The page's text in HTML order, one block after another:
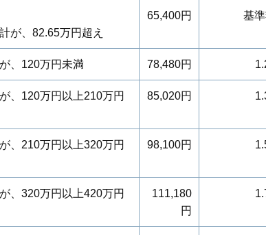
が、82.65万円超え
65,400円 基
、120万円未満 78,480円
、120万円以上210万円
85,020円
、210万円以上320万円
98,100円
、320万円以上420万円
111,180
円